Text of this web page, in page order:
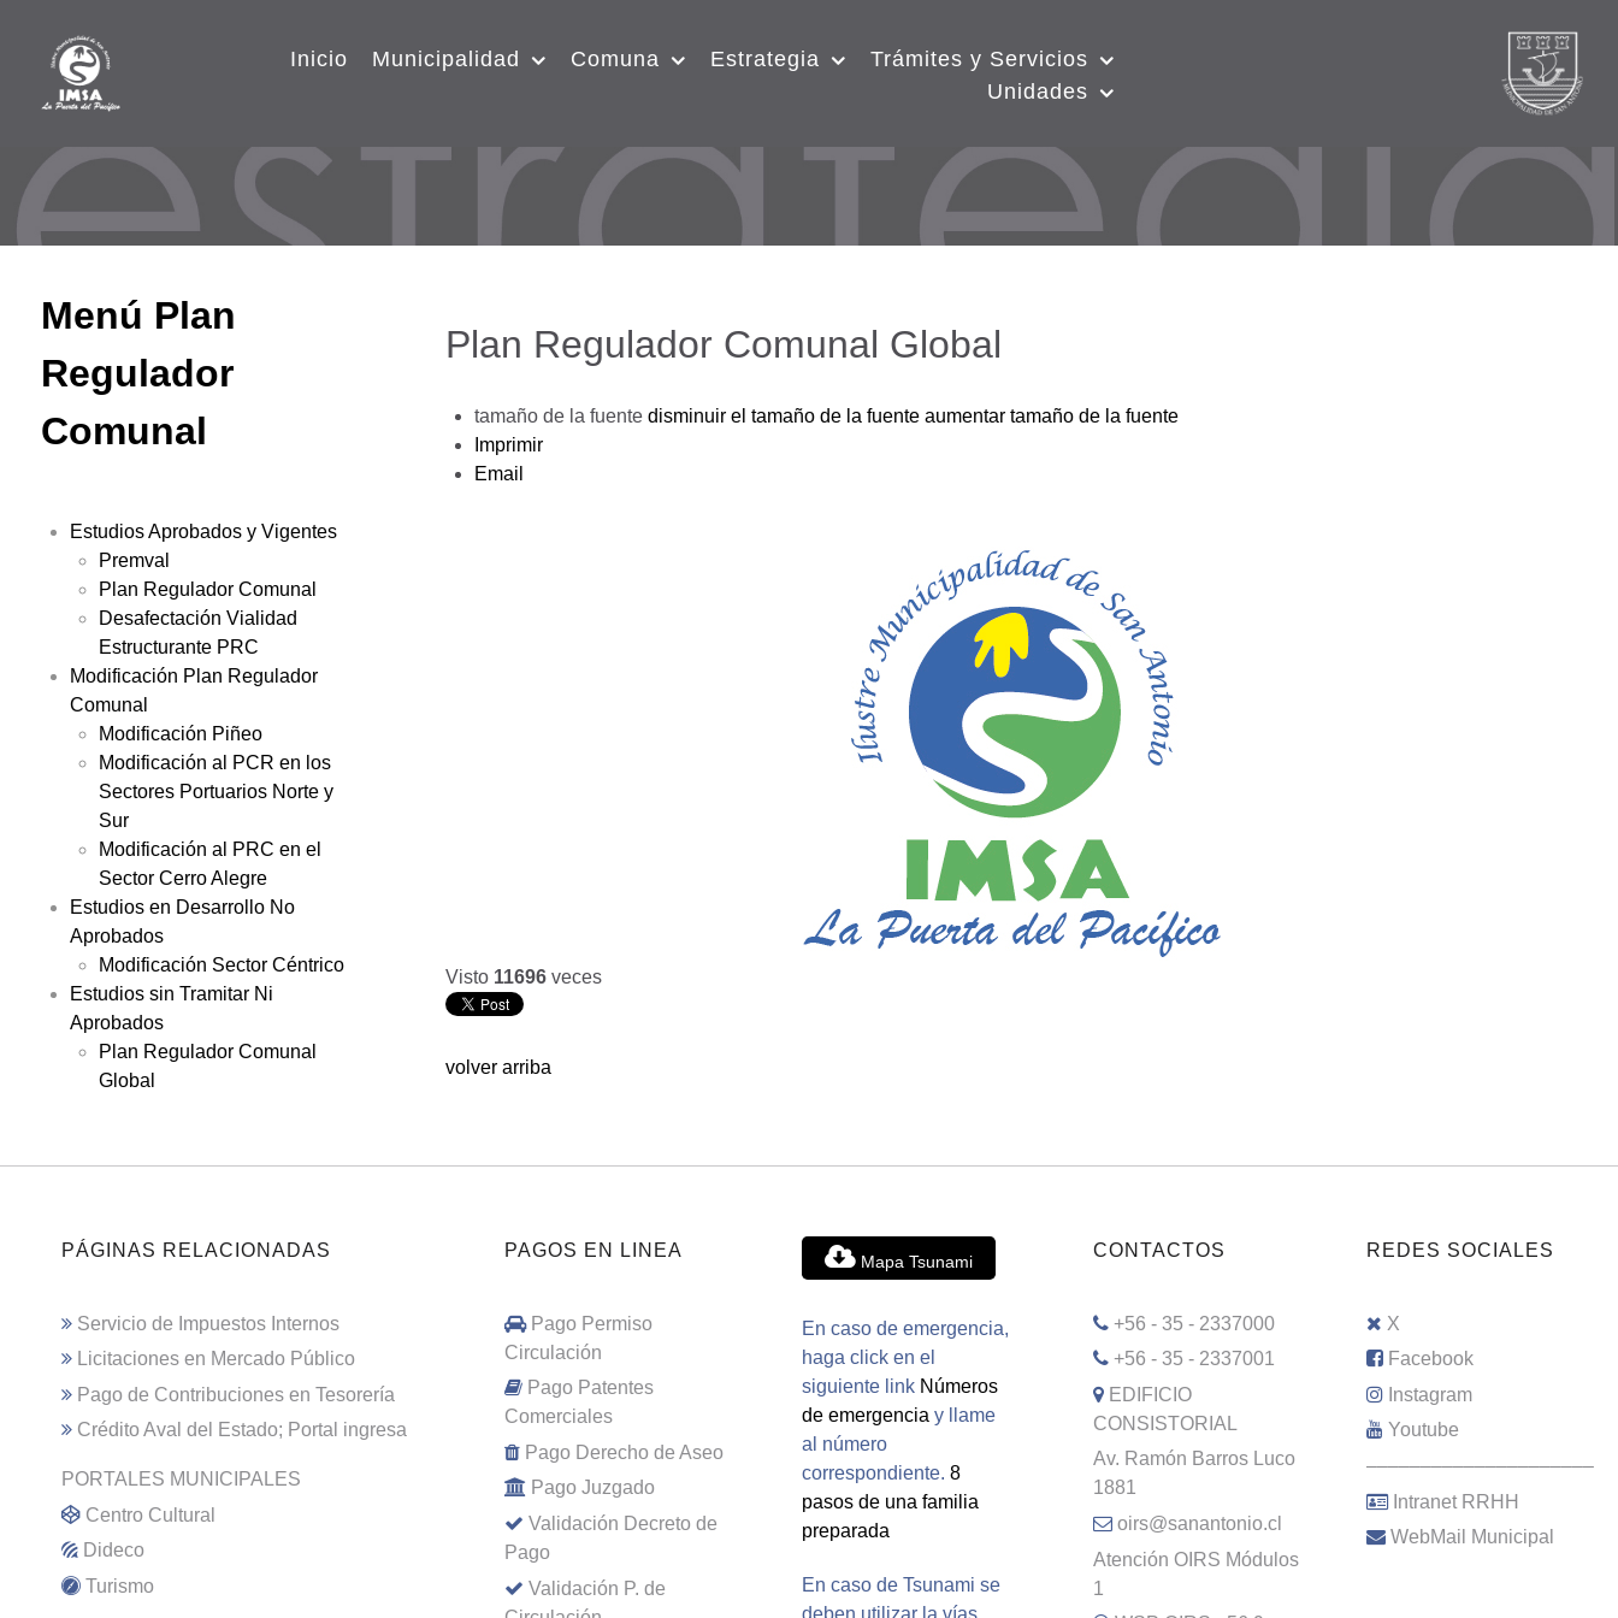
Inicio Municipalidad Comuna Estrategia
Trámites y Servicios
Unidades
Menú Plan
Regulador
Comunal
Estudios Aprobados y Vigentes
Premval
Plan Regulador Comunal
Desafectación Vialidad
Estructurante PRC
Modificación Plan Regulador
Comunal
Modificación Piñeo
Modificación al PCR en los
Sectores Portuarios Norte y
Sur
Modificación al PRC en el
Sector Cerro Alegre
Estudios en Desarrollo No
Aprobados
Modificación Sector Céntrico
Estudios sin Tramitar Ni
Aprobados
Plan Regulador Comunal
Global
Plan Regulador Comunal Global
tamaño de la fuente disminuir el tamaño de la fuente aumentar tamaño de la fuente
Imprimir
Email
Visto 11696 veces
volver arriba
PÁGINAS RELACIONADAS
Servicio de Impuestos Internos
Licitaciones en Mercado Público
Pago de Contribuciones en Tesorería
Crédito Aval del Estado; Portal ingresa
PORTALES MUNICIPALES
Centro Cultural
Dideco
Turismo
PAGOS EN LINEA
Pago Permiso
Circulación
Pago Patentes
Comerciales
Pago Derecho de Aseo
Pago Juzgado
Validación Decreto de
Pago
Validación P. de
Mapa Tsunami
En caso de emergencia,
haga click en el
siguiente link Números
de emergencia y llame
al número
correspondiente. 8
pasos de una familia
preparada
En caso de Tsunami se
deben utilizar la vías
CONTACTOS
+56 - 35 - 2337000
+56 - 35 - 2337001
EDIFICIO
CONSISTORIAL
Av. Ramón Barros Luco
1881
oirs@sanantonio.cl
Atención OIRS Módulos
1
REDES SOCIALES
X
Facebook
Instagram
Youtube
–––––––––––––––––––––
Intranet RRHH
WebMail Municipal